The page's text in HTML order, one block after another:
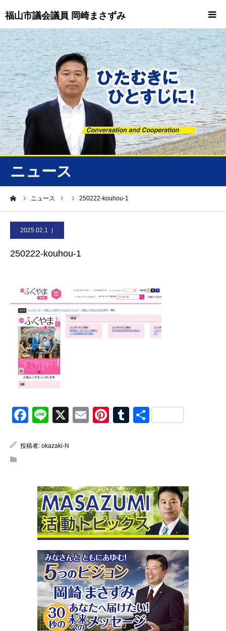
福山市議会議員 岡崎まさずみ
ニュース
ニュース 250222-kouhou-1
2025.02.1
250222-kouhou-1
Facebook
Line
X EmailPinterest
Tumblr
共
投稿者: okazaki-N
HOME
重要情報
プロフィール
ニュース/トピックス
ニュース